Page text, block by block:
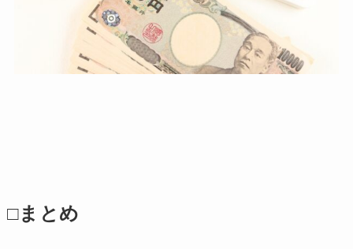
□まとめ